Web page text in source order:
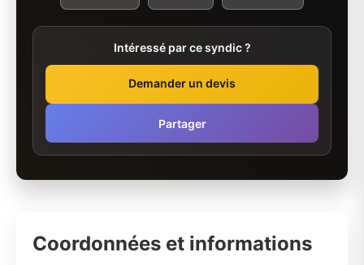
Intéressé par ce syndic ?
Demander un devis
Partager
Coordonnées et informations